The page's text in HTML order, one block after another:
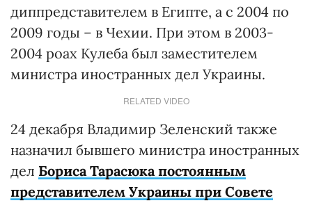
диппредставителем в Египте, а с 2004 по
2009 годы – в Чехии. При этом в 2003-
2004 роах Кулеба был заместителем
министра иностранных дел Украины.
RELATED VIDEO
24 декабря Владимир Зеленский также
назначил бывшего министра иностранных
дел Бориса Тарасюка постоянным
представителем Украины при Совете